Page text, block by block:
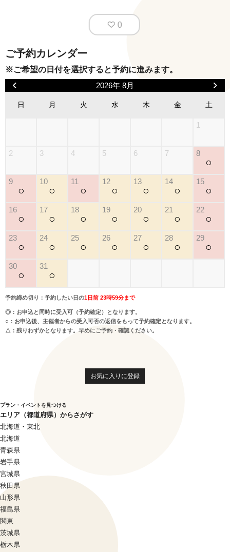
0
ご予約カレンダー
※ご希望の日付を選択すると予約に進みます。
2026年 8月
日 月 火 水 木 金 土
1
2 3 4 5 6 7 8
○
9
○
10
○
11
○
12
○
13
○
14
○
15
○
16
○
17
○
18
○
19
○
20
○
21
○
22
○
23
○
24
○
25
○
26
○
27
○
28
○
29
○
30
○
31
○
予約締め切り：予約したい日の1日前 23時59分まで
◎：お申込と同時に受入可（予約確定）となります。
○：お申込後、主催者からの受入可否の返信をもって予約確定となります。
△：残りわずかとなります。早めにご予約・確認ください。
お気に入りに登録
プラン・イベントを見つける
エリア（都道府県）からさがす
北海道・東北
北海道
青森県
岩手県
宮城県
秋田県
山形県
福島県
関東
茨城県
栃木県